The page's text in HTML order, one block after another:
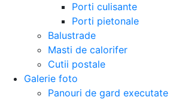
Porti culisante
Porti pietonale
Balustrade
Masti de calorifer
Cutii postale
Galerie foto
Panouri de gard executate